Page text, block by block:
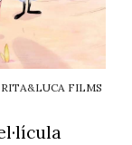
RITA&LUCA FILMS